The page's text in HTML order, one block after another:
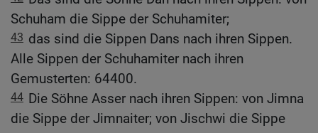
Schuham die Sippe der Schuhamiter;
43 das sind die Sippen Dans nach ihren Sippen.
Alle Sippen der Schuhamiter nach ihren
Gemusterten: 64400.
44 Die Söhne Asser nach ihren Sippen: von Jimna
die Sippe der Jimnaiter; von Jischwi die Sippe